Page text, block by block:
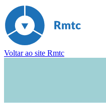
Voltar ao site Rmtc